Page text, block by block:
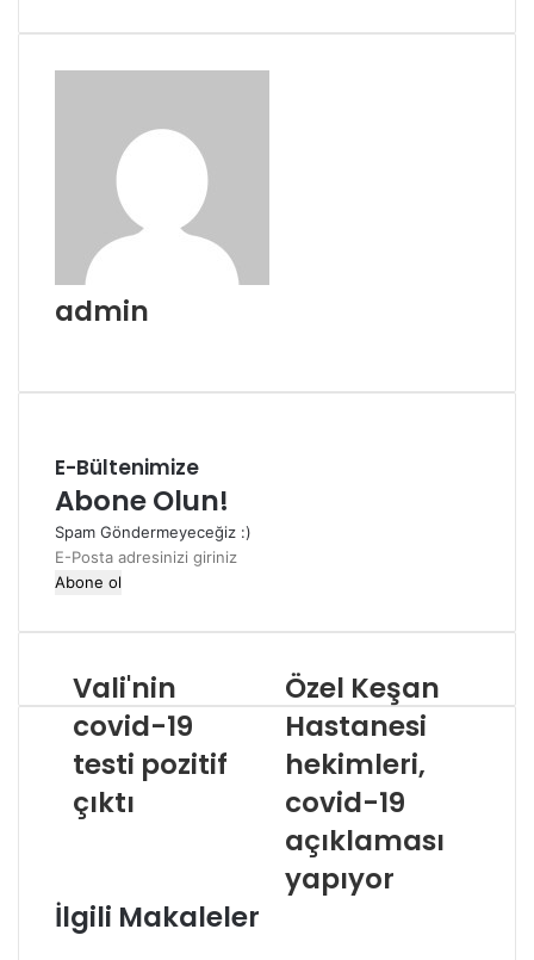
posta
admin
E-Bültenimize
Abone Olun!
Spam Göndermeyeceğiz :)
E-
Posta
giriniz
Vali'nin
covid-19
testi pozitif
çıktı
Özel Keşan
Hastanesi
hekimleri,
covid-19
açıklaması
yapıyor
İlgili Makaleler